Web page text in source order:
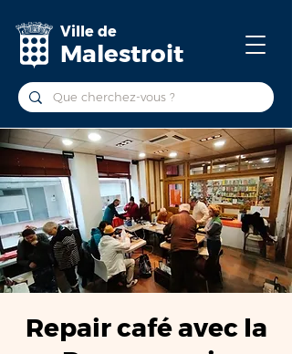
Ville de
Malestroit
Repair café avec la